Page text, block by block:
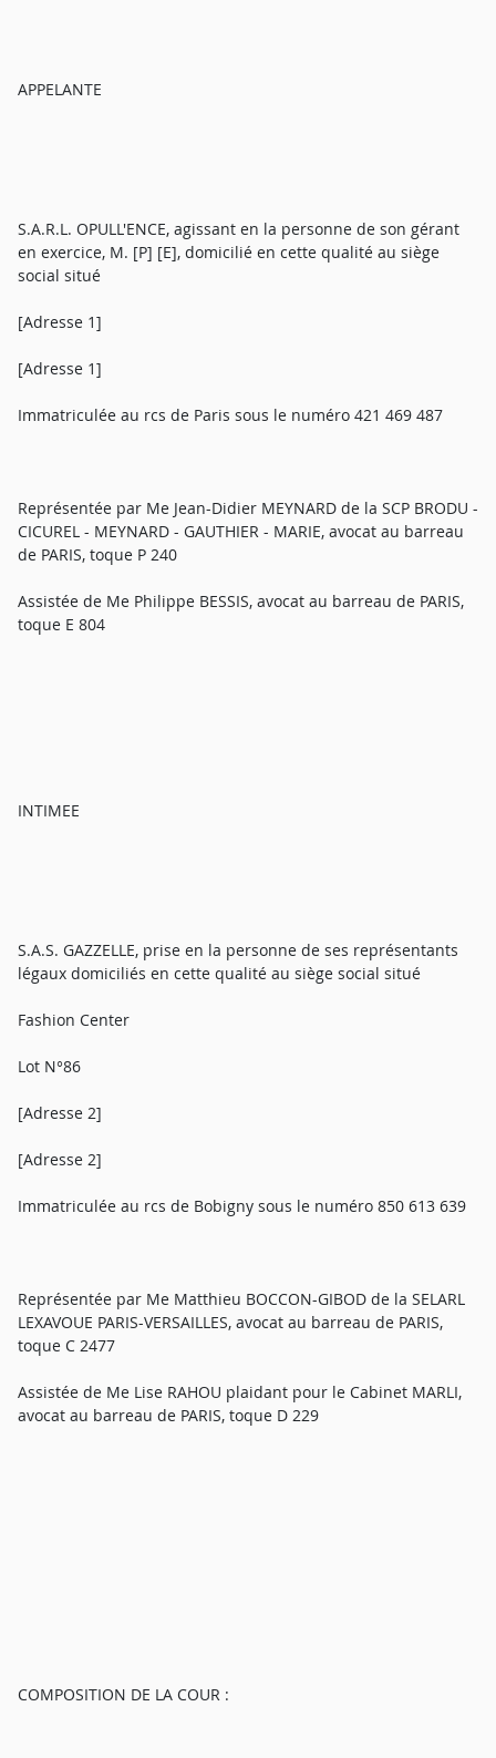
APPELANTE
S.A.R.L. OPULL'ENCE, agissant en la personne de son gérant
en exercice, M. [P] [E], domicilié en cette qualité au siège
social situé
[Adresse 1]
[Adresse 1]
Immatriculée au rcs de Paris sous le numéro 421 469 487
Représentée par Me Jean-Didier MEYNARD de la SCP BRODU -
CICUREL - MEYNARD - GAUTHIER - MARIE, avocat au barreau
de PARIS, toque P 240
Assistée de Me Philippe BESSIS, avocat au barreau de PARIS,
toque E 804
INTIMEE
S.A.S. GAZZELLE, prise en la personne de ses représentants
légaux domiciliés en cette qualité au siège social situé
Fashion Center
Lot N°86
[Adresse 2]
[Adresse 2]
Immatriculée au rcs de Bobigny sous le numéro 850 613 639
Représentée par Me Matthieu BOCCON-GIBOD de la SELARL
LEXAVOUE PARIS-VERSAILLES, avocat au barreau de PARIS,
toque C 2477
Assistée de Me Lise RAHOU plaidant pour le Cabinet MARLI,
avocat au barreau de PARIS, toque D 229
COMPOSITION DE LA COUR :